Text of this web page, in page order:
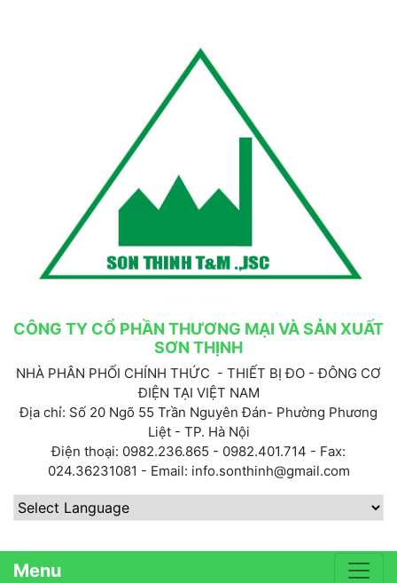
CÔNG TY CỔ PHẦN THƯƠNG MẠI VÀ SẢN XUẤT
SƠN THỊNH
NHÀ PHÂN PHỐI CHÍNH THỨC - THIẾT BỊ ĐO - ĐÔNG CƠ
ĐIỆN TẠI VIỆT NAM
Địa chỉ: Số 20 Ngõ 55 Trần Nguyên Đán- Phường Phương
Liệt - TP. Hà Nội
Điện thoại: 0982.236.865 - 0982.401.714 - Fax:
024.36231081 - Email: info.sonthinh@gmail.com
Menu